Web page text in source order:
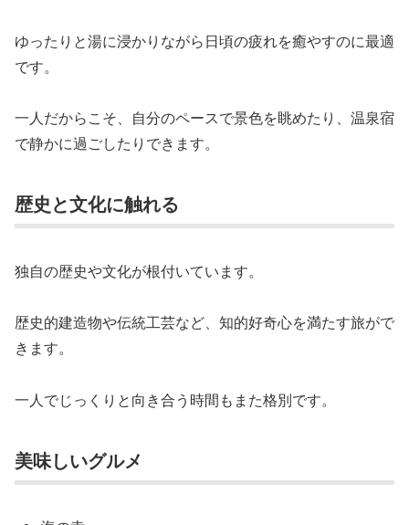
ゆったりと湯に浸かりながら日頃の疲れを癒やすのに最適
です。
一人だからこそ、自分のペースで景色を眺めたり、温泉宿
で静かに過ごしたりできます。
歴史と文化に触れる
独自の歴史や文化が根付いています。
歴史的建造物や伝統工芸など、知的好奇心を満たす旅がで
きます。
一人でじっくりと向き合う時間もまた格別です。
美味しいグルメ